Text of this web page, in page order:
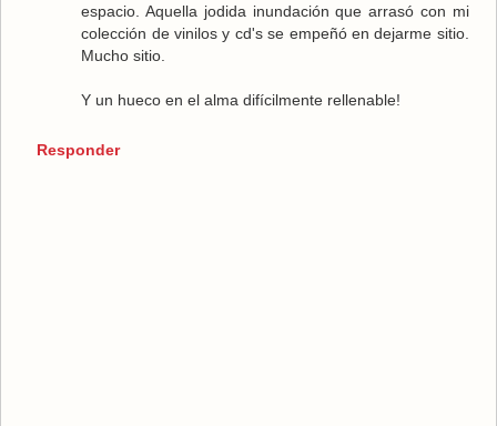
espacio. Aquella jodida inundación que arrasó con mi
colección de vinilos y cd's se empeñó en dejarme sitio.
Mucho sitio.
Y un hueco en el alma difícilmente rellenable!
Responder